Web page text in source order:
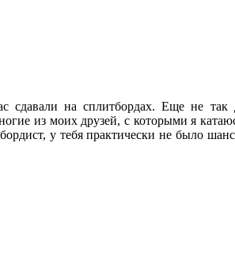
сдавали на сплитбордах. Еще не
из моих друзей, с которыми я
у тебя практически не было